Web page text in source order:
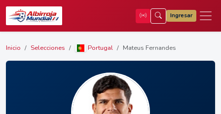
Ingresar
Inicio Selecciones Portugal Mateus Fernandes